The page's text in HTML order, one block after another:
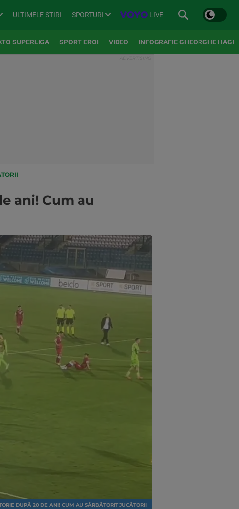
ULTIMELE STIRI SPORTURI LIVE
SUPERLIGA SPORT EROI VIDEO INFOGRAFIE GHEORGHE HAGI
ani! Cum au
DUPĂ 20 DE ANI! CUM AU SĂRBĂTORIT JUCĂTORII